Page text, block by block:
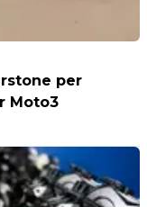
per
Moto3